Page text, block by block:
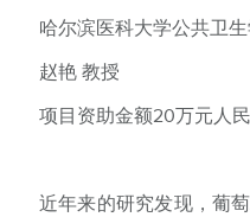
哈尔滨医科大学公共卫
赵艳 教授
项目资助金额20万元人
近年来的研究发现，葡